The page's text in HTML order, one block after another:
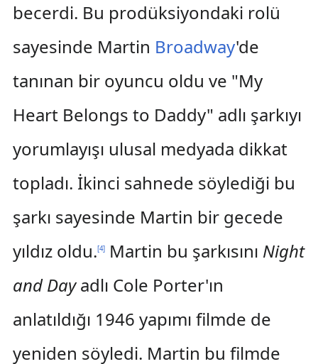
becerdi. Bu prodüksiyondaki rolü
sayesinde Martin Broadway'de
tanınan bir oyuncu oldu ve "My
Heart Belongs to Daddy" adlı şarkıyı
yorumlayışı ulusal medyada dikkat
topladı. İkinci sahnede söylediği bu
şarkı sayesinde Martin bir gecede
yıldız oldu.[4]Martin bu şarkısını Night
and Dayadlı Cole Porter'ın
anlatıldığı 1946 yapımı filmde de
yeniden söyledi. Martin bu filmde